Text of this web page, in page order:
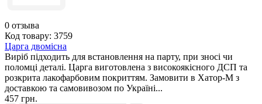
0 отзыва
Код товару: 3759
Царга двомісна
Виріб підходить для встановлення на парту, при зносі чи
поломці деталі. Царга виготовлена з високоякісного ДСП та
розкрита лакофарбовим покриттям. Замовити в Хатор-М з
доставкою та самовивозом по Україні...
457 грн.